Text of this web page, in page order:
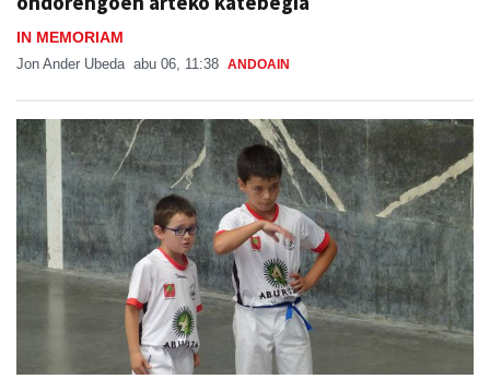
Jon Ander Ubeda ANDOAIN
Adunako jaien lehen txanpa, asteburu honetan